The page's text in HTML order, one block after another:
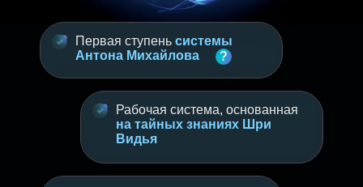
Рабочая система, основанная
на тайных знаниях Шри
Видья
Первая ступень системы
Антона Михайлова
?